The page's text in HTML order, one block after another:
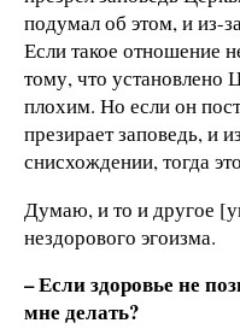
подумал об этом, и из-
Если такое отношение
тому, что установлено
плохим. Но если он
презирает заповедь, и
снисхождении, тогда
Думаю, и то и другое
нездорового эгоизма.
– Если здоровье не
мне делать?